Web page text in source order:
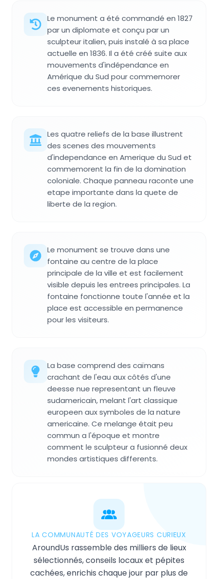
Le monument a été commandé en 1827
par un diplomate et conçu par un
sculpteur italien, puis instalé à sa place
actuelle en 1836. Il a été créé suite aux
mouvements d'indépendance en
Amérique du Sud pour commemorer
ces evenements historiques.
Les quatre reliefs de la base illustrent
des scenes des mouvements
d'independance en Amerique du Sud et
commemorent la fin de la domination
coloniale. Chaque panneau raconte une
etape importante dans la quete de
liberte de la region.
Le monument se trouve dans une
fontaine au centre de la place
principale de la ville et est facilement
visible depuis les entrees principales. La
fontaine fonctionne toute l'année et la
place est accessible en permanence
pour les visiteurs.
La base comprend des caïmans
crachant de l'eau aux côtés d'une
deesse nue representant un fleuve
sudamericain, melant l'art classique
europeen aux symboles de la nature
americaine. Ce melange était peu
commun a l'époque et montre
comment le sculpteur a fusionné deux
mondes artistiques differents.
LA COMMUNAUTÉ DES VOYAGEURS CURIEUX
AroundUs rassemble des milliers de lieux
sélectionnés, conseils locaux et pépites
cachées, enrichis chaque jour par plus de